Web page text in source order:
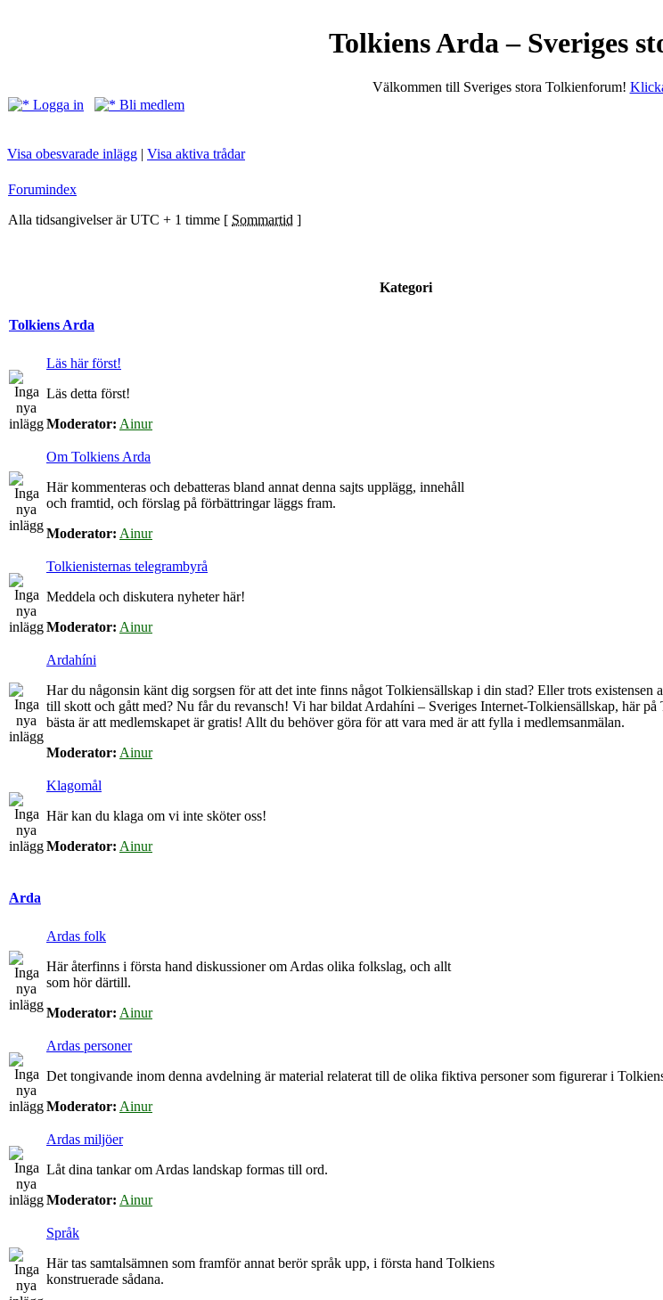
Tolkiens Arda – Sveriges
Välkommen till Sveriges stora Tolkienforum!
Logga in
Bli medlem
Visa obesvarade inlägg | Visa aktiva trådar
Forumindex
Alla tidsangivelser är UTC + 1 timme [ Sommartid ]
Kategori
Tolkiens Arda
Läs här först!
Läs detta först!
Moderator: Ainur
Om Tolkiens Arda
Här kommenteras och debatteras bland annat denna sajts upplägg, innehåll
och framtid, och förslag på förbättringar läggs fram.
Moderator: Ainur
Tolkienisternas telegrambyrå
Meddela och diskutera nyheter här!
Moderator: Ainur
Ardahíni
Har du någonsin känt dig sorgsen för att det inte finns något Tolkiensällskap i din stad? Eller trots existensen
till skott och gått med? Nu får du revansch! Vi har bildat Ardahíni – Sveriges Internet-Tolkiensällskap, här på
bästa är att medlemskapet är gratis! Allt du behöver göra för att vara med är att fylla i medlemsanmälan.
Moderator: Ainur
Klagomål
Här kan du klaga om vi inte sköter oss!
Moderator: Ainur
Arda
Ardas folk
Här återfinns i första hand diskussioner om Ardas olika folkslag, och allt
som hör därtill.
Moderator: Ainur
Ardas personer
Det tongivande inom denna avdelning är material relaterat till de olika fiktiva personer som figurerar i
Moderator: Ainur
Ardas miljöer
Låt dina tankar om Ardas landskap formas till ord.
Moderator: Ainur
Språk
Här tas samtalsämnen som framför annat berör språk upp, i första hand Tolkiens
konstruerade sådana.